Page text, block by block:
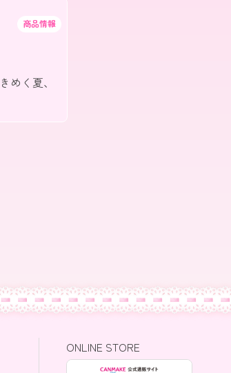
商品情報
めく夏、
ONLINE STORE